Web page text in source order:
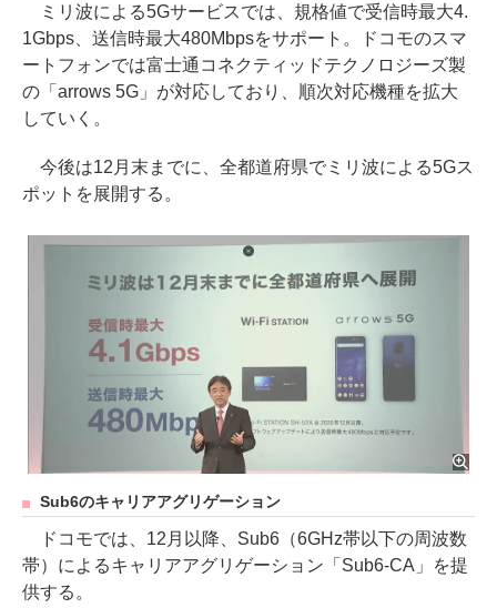
ミリ波による5Gサービスでは、規格値で受信時最大4.
1Gbps、送信時最大480Mbpsをサポート。ドコモのスマ
ートフォンでは富士通コネクティッドテクノロジーズ製
の「arrows 5G」が対応しており、順次対応機種を拡大
していく。
今後は12月末までに、全都道府県でミリ波による5Gス
ポットを展開する。
Sub6のキャリアアグリゲーション
ドコモでは、12月以降、Sub6（6GHz帯以下の周波数
帯）によるキャリアアグリゲーション「Sub6-CA」を提
供する。